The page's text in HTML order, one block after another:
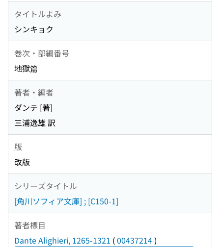
タイトルよみ
シンキョク
巻次・部編番号
地獄篇
著者・編者
ダンテ [著]
三浦逸雄 訳
版
改版
シリーズタイトル
[角川ソフィア文庫] ; [C150-1]
著者標目
Dante Alighieri, 1265-1321 (00437214)